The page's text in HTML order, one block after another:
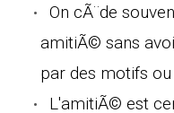
On cÃ¨de
amitiÃ© sans
par des motifs
L'amitiÃ© est